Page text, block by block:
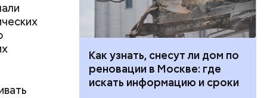
тысяч
кто может
Как узнать, снесут ли дом по
реновации в Москве: где
искать информацию и сроки